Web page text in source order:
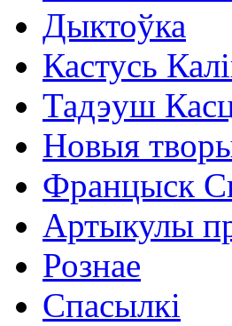
Дыктоўка
Кастусь
Тадэуш
Новыя
Францыск
Артыкулы
Рознае
Спасылкі